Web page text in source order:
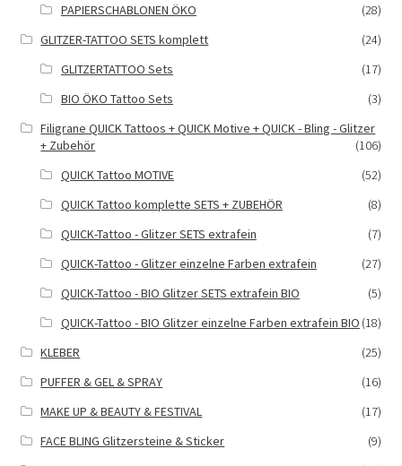
PAPIERSCHABLONEN ÖKO
(28)
GLITZER-TATTOO SETS komplett
(24)
GLITZERTATTOO Sets
(17)
BIO ÖKO Tattoo Sets
(3)
Filigrane QUICK Tattoos + QUICK Motive + QUICK - Bling - Glitzer
+ Zubehör
(106)
QUICK Tattoo MOTIVE
(52)
QUICK Tattoo komplette SETS + ZUBEHÖR
(8)
QUICK-Tattoo - Glitzer SETS extrafein
(7)
QUICK-Tattoo - Glitzer einzelne Farben extrafein
(27)
QUICK-Tattoo - BIO Glitzer SETS extrafein BIO
(5)
QUICK-Tattoo - BIO Glitzer einzelne Farben extrafein BIO (18)
KLEBER
(25)
PUFFER & GEL & SPRAY
(16)
MAKE UP & BEAUTY & FESTIVAL
(17)
FACE BLING Glitzersteine & Sticker
(9)